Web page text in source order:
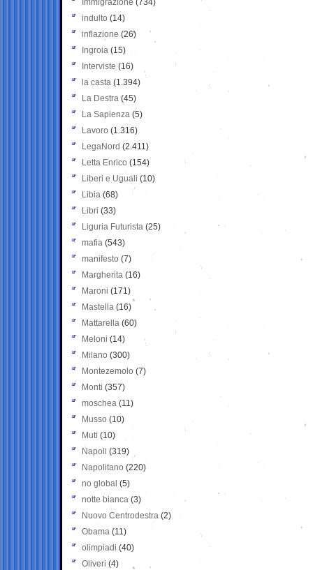
Immigrazione (734)
indulto (14)
inflazione (26)
Ingroia (15)
Interviste (16)
la casta (1.394)
La Destra (45)
La Sapienza (5)
Lavoro (1.316)
LegaNord (2.411)
Letta Enrico (154)
Liberi e Uguali (10)
Libia (68)
Libri (33)
Liguria Futurista (25)
mafia (543)
manifesto (7)
Margherita (16)
Maroni (171)
Mastella (16)
Mattarella (60)
Meloni (14)
Milano (300)
Montezemolo (7)
Monti (357)
moschea (11)
Musso (10)
Muti (10)
Napoli (319)
Napolitano (220)
no global (5)
notte bianca (3)
Nuovo Centrodestra (2)
Obama (11)
olimpiadi (40)
Oliveri (4)